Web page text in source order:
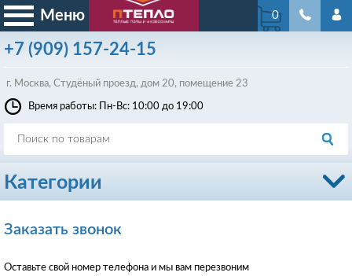
Меню
+7 (909) 157-24-15
г. Москва, Студёный проезд, дом 20, помещение 23
0
Время работы: Пн-Вс: 10:00 до 19:00
Категории
Заказать звонок
Оставьте свой номер телефона и мы вам перезвоним